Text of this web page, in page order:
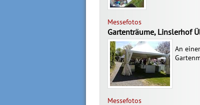
Messefotos
Gartenträume, Linslerhof
An
Messefotos